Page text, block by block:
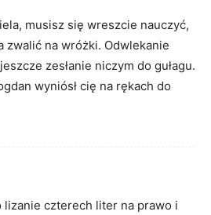
musisz się wreszcie nauczyć,
zwalić na wróżki. Odwlekanie
zesłanie niczym do gułagu.
wyniósł cię na rękach do
lizanie czterech liter na prawo i